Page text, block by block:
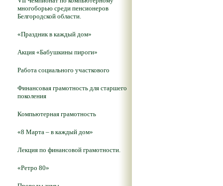
многоборью среди пенсионеров
Белгородской области.
«Праздник в каждый дом»
Акция «Бабушкины пироги»
Работа социального участкового
Финансовая грамотность для старшего
поколения
Компьютерная грамотность
«8 Марта – в каждый дом»
Лекция по финансовой грамотности.
«Ретро 80»